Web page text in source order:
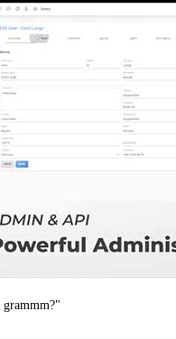
grammm?"